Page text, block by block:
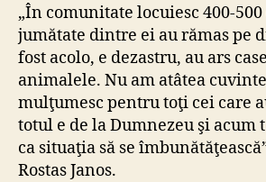
„În comunitate locuiesc 400-
jumătate dintre ei au rămas pe
fost acolo, e dezastru, au ars
animalele. Nu am atâtea cuvinte
mulţumesc pentru toţi cei care
totul e de la Dumnezeu şi acum
ca situaţia să se
Rostas Janos.